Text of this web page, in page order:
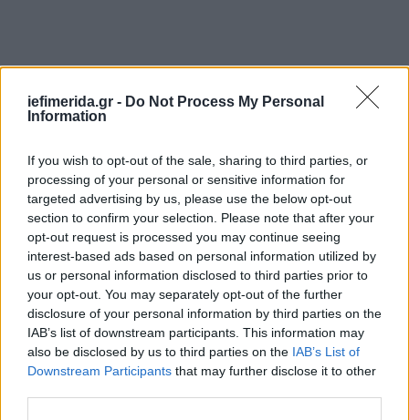
iefimerida.gr - Do Not Process My Personal
Information
If you wish to opt-out of the sale, sharing to third parties, or
processing of your personal or sensitive information for
targeted advertising by us, please use the below opt-out
section to confirm your selection. Please note that after your
opt-out request is processed you may continue seeing
interest-based ads based on personal information utilized by
us or personal information disclosed to third parties prior to
your opt-out. You may separately opt-out of the further
disclosure of your personal information by third parties on the
IAB’s list of downstream participants. This information may
also be disclosed by us to third parties on the IAB’s List of
Downstream Participants that may further disclose it to other